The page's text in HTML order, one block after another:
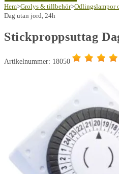
Hem>Grolys & tillbehör>Odlingslampor
Dag utan jord, 24h
Stickproppsuttag
Artikelnummer: 18050